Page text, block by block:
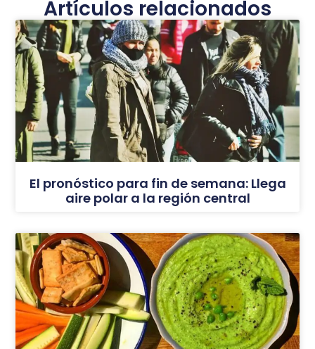
Artículos relacionados
El pronóstico para fin de semana: Llega
aire polar a la región central